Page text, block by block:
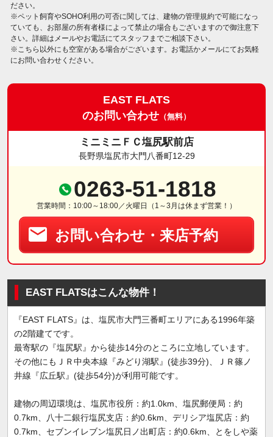
ださい。
※ペット飼育やSOHO利用の可否に関しては、建物の管理規約で可能になっ
ていても、お部屋の所有者様によって禁止の場合もございますので御注意下
さい。詳細はメールやお電話にてスタッフまでご相談下さい。
※こちら以外にも空室がある場合がございます。お電話かメールにてお気軽
にお問い合わせください。
EAST FLATS
のお問い合わせ （無料）
ミニミニＦＣ塩尻駅前店
長野県塩尻市大門八番町12-29
0263-51-1818
営業時間：10:00～18:00／火曜日（1～3月は休まず営業！）
お問い合わせ・来店予約
EAST FLATSはこんな物件！
『EAST FLATS』は、塩尻市大門三番町エリアにある1996年築
の2階建てです。
最寄駅の『塩尻駅』から徒歩14分のところに立地しています。
その他にもＪＲ中央本線『みどり湖駅』(徒歩39分)、ＪＲ篠ノ
井線『広丘駅』(徒歩54分)が利用可能です。
建物の周辺環境は、塩尻市役所：約1.0km、塩尻郵便局：約
0.7km、八十二銀行塩尻支店：約0.6km、デリシア塩尻店：約
0.7km、セブンイレブン塩尻日ノ出町店：約0.6km、とをしや薬